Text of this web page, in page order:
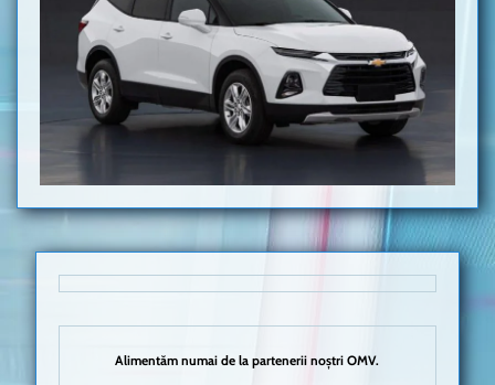
Alimentăm numai de la partenerii noștri OMV.